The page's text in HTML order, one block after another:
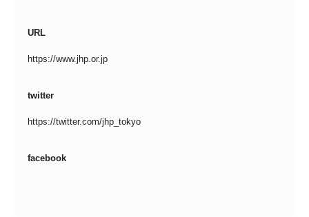
URL
https://www.jhp.or.jp
twitter
https://twitter.com/jhp_tokyo
facebook